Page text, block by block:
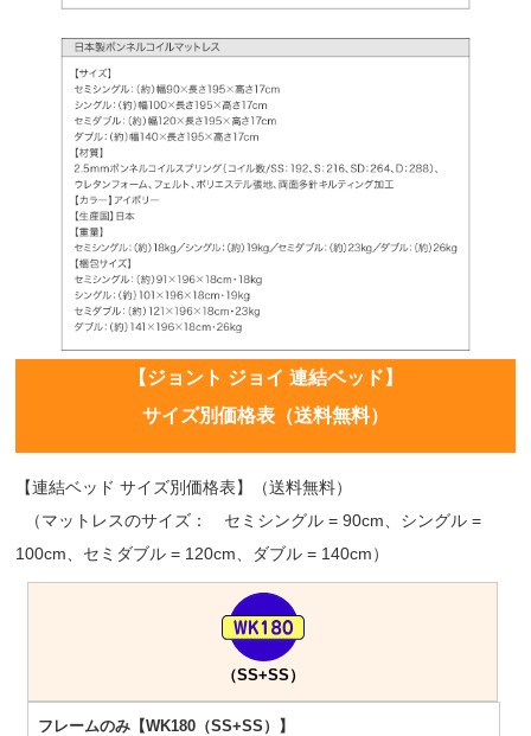
【ジョント ジョイ 連結ベッド】
サイズ別価格表（送料無料）
【連結ベッド サイズ別価格表】（送料無料）
（マットレスのサイズ： セミシングル = 90cm、シングル =
100cm、セミダブル = 120cm、ダブル = 140cm）
（SS+SS）